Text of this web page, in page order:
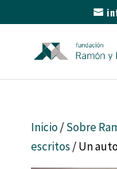
Inicio/Sobre
escritos / Un